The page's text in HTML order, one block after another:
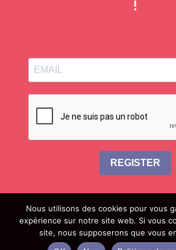
!
REGISTER
join us useful information
Nous utilisons des cookies pour vous
expérience sur notre site web. Si vous
site, nous supposerons que vous